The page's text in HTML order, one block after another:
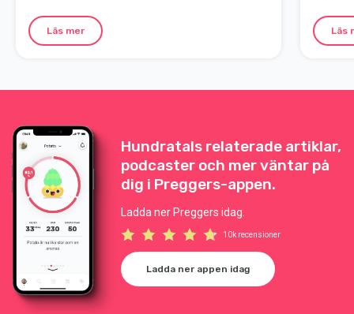
hålla underlivet rent och skyddat.
Läs mer
vilken
bli
Läs
Hundratals relaterade artiklar,
podcaster och mer väntar på
dig i Preggers-appen.
Ladda ner Preggers idag.
10k recensioner
Ladda ner appen idag